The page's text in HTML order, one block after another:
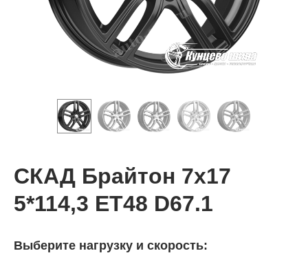
СКАД Брайтон 7x17
5*114,3 ET48 D67.1
Выберите нагрузку и скорость: